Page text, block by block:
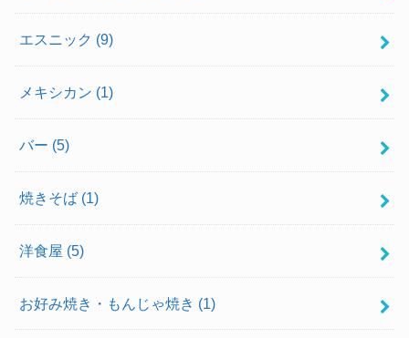
エスニック (9)
メキシカン (1)
バー (5)
焼きそば (1)
洋食屋 (5)
お好み焼き・もんじゃ焼き (1)